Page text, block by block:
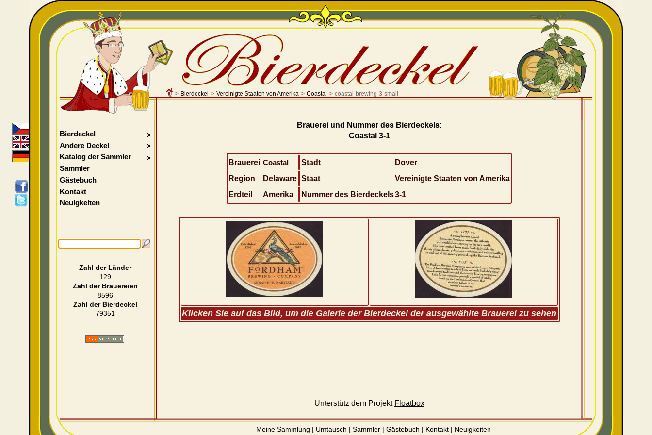
> Bierdeckel > Vereinigte Staaten von Amerika> Coastal > coastal-brewing-3-small
Brauerei und Nummer des Bierdeckels:
Coastal 3-1
Brauerei Coastal Stadt
Dover
Region
Delaware Staat
Vereinigte Staaten von Amerika
Erdteil
Amerika Nummer des Bierdeckels3-1
Klicken Sie auf das Bild, um die Galerie der Bierdeckel der ausgewählte Brauerei zu sehen
Unterstütz dem Projekt Floatbox
Bierdeckel
Andere Deckel
Katalog der Sammler
Sammler
Gästebuch
Kontakt
Neuigkeiten
Zahl der Länder
129
Zahl der Brauereien
8596
Zahl der Bierdeckel
79351
Meine Sammlung | Umtausch | Sammler| Gästebuch | Kontakt| Neuigkeiten